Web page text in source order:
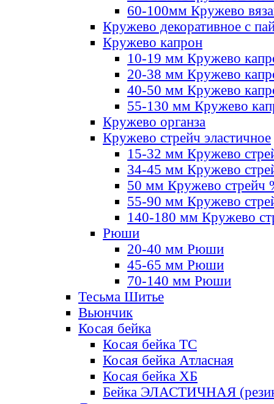
60-100мм Кружево
Кружево декоративное с
Кружево капрон
10-19 мм Кружево
20-38 мм Кружево
40-50 мм Кружево
55-130 мм Кружево
Кружево органза
Кружево стрейч эластичное
15-32 мм Кружево
34-45 мм Кружево
50 мм Кружево стрейч
55-90 мм Кружево
140-180 мм Кружево
Рюши
20-40 мм Рюши
45-65 мм Рюши
70-140 мм Рюши
Тесьма Шитье
Вьюнчик
Косая бейка
Косая бейка ТС
Косая бейка Атласная
Косая бейка ХБ
Бейка ЭЛАСТИЧНАЯ